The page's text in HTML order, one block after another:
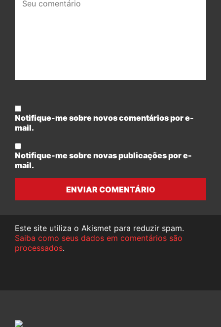
comentário:
Notifique-me sobre novos comentários por e-
mail.
Notifique-me sobre novas publicações por e-
mail.
ENVIAR COMENTÁRIO
Este site utiliza o Akismet para reduzir spam.
Saiba como seus dados em comentários são
processados.